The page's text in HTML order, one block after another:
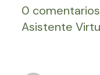
0
Asistente